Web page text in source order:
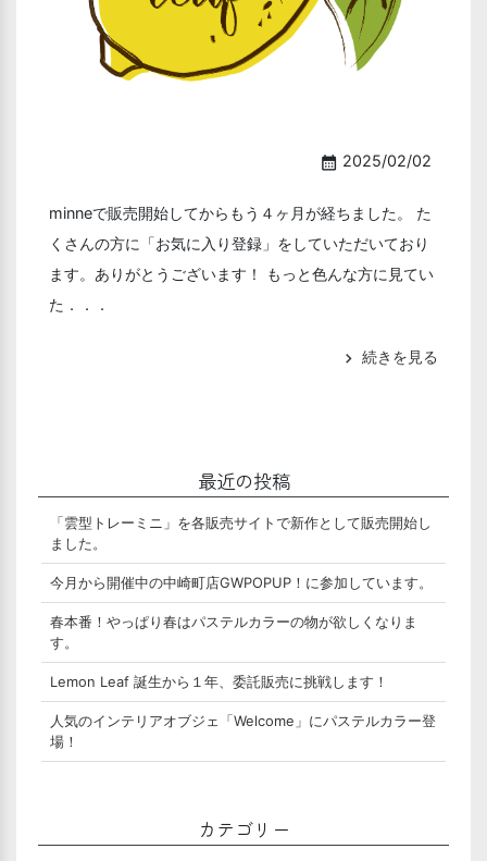
calendar_month 2025/02/02
minneで販売開始してからもう４ヶ月が経ちました。 た
くさんの方に「お気に入り登録」をしていただいており
ます。ありがとうございます！ もっと色んな方に見てい
た．．．
chevron_right 続きを見る
最近の投稿
「雲型トレーミニ」を各販売サイトで新作として販売開始し
ました。
今月から開催中の中崎町店GWPOPUP！に参加しています。
春本番！やっぱり春はパステルカラーの物が欲しくなりま
す。
Lemon Leaf 誕生から１年、委託販売に挑戦します！
人気のインテリアオブジェ「Welcome」にパステルカラー登
場！
カテゴリー